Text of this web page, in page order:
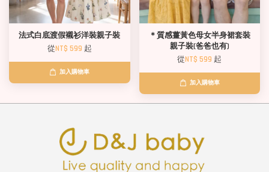
法式白底渡假襯衫洋裝親子裝
從NT$ 599 起
加入購物車
＊質感薑黃色母女半身裙套裝
親子裝(爸爸也有)
從NT$ 599 起
加入購物車